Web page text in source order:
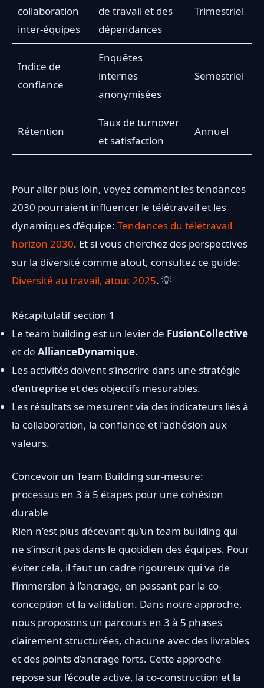
collaboration
inter-équipes
de travail et des
dépendances
Trimestriel
Indice de
confiance
Enquêtes
internes
anonymisées
Semestriel
Rétention
Taux de turnover
et satisfaction
Annuel
Pour aller plus loin, voyez comment les tendances
2030 pourraient influencer le télétravail et les
dynamiques d’équipe: Tendances du télétravail
horizon 2030. Et si vous cherchez des perspectives
sur la diversité comme atout, consultez ce guide:
Diversité au travail, atout 2025. 💡
Récapitulatif section 1
Le team building est un levier de FusionCollective
et de AllianceDynamique.
Les activités doivent s’inscrire dans une stratégie
d’entreprise et des objectifs mesurables.
Les résultats se mesurent via des indicateurs liés à
la collaboration, la confiance et l’adhésion aux
valeurs.
Concevoir un Team Building sur-mesure:
processus en 3 à 5 étapes pour une cohésion
durable
Rien n’est plus décevant qu’un team building qui
ne s’inscrit pas dans le quotidien des équipes. Pour
éviter cela, il faut un cadre rigoureux qui va de
l’immersion à l’ancrage, en passant par la co-
conception et la validation. Dans notre approche,
nous proposons un parcours en 3 à 5 phases
clairement structurées, chacune avec des livrables
et des points d’ancrage forts. Cette approche
repose sur l’écoute active, la co-construction et la